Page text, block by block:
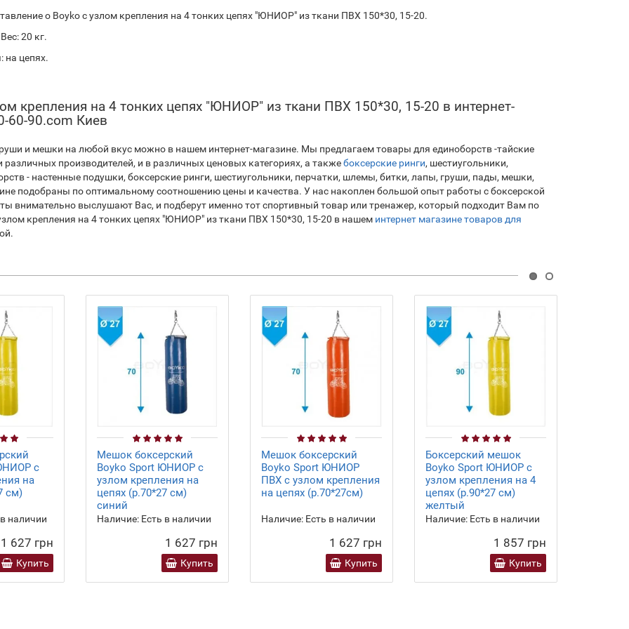
о Boyko с узлом крепления на 4 тонких цепях "ЮНИОР" из ткани ПВХ 150*30, 15-20.
20 кг.
на цепях.
крепления на 4 тонких цепях "ЮНИОР" из ткани ПВХ 150*30, 15-20 в интернет-
60-90.com Киев
и мешки на любой вкус можно в нашем интернет-магазине. Мы предлагаем товары для единоборств -тайские
производителей, и в различных ценовых категориях, а такжебоксерские ринги, шестиугольники,
- настенные подушки, боксерские ринги, шестиугольники, перчатки, шлемы, битки, лапы, груши, пады, мешки,
подобраны по оптимальному соотношению цены и качества. У нас накоплен большой опыт работы с боксерской
внимательно выслушают Вас, и подберут именно тот спортивный товар или тренажер, который подходит Вам по
крепления на 4 тонких цепях "ЮНИОР" из ткани ПВХ 150*30, 15-20 в нашем интернет магазине товаров для
с
на
см)
наличии
1 627 грн
Купить
Мешок боксерский
Boyko Sport ЮНИОР с
узлом крепления на
цепях (р.70*27 см)
синий
Наличие: Есть в наличии
1 627 грн
Купить
Мешок боксерский
Boyko Sport ЮНИОР
ПВХ с узлом крепления
на цепях (р.70*27см)
Наличие: Есть в наличии
1 627 грн
Купить
Боксерский мешок
Boyko Sport ЮНИОР с
узлом крепления на 4
цепях (р.90*27 см)
желтый
Наличие: Есть в наличии
1 857 грн
Купить